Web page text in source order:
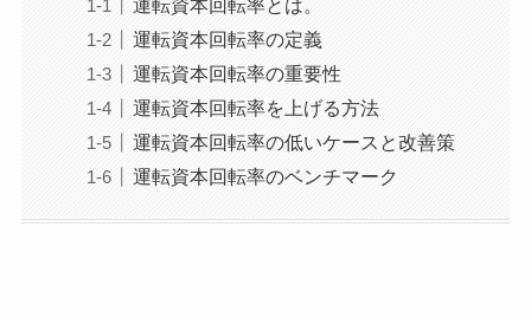
運転資本回転率とは。
運転資本回転率の定義
運転資本回転率の重要性
運転資本回転率を上げる方法
運転資本回転率の低いケースと改善策
運転資本回転率のベンチマーク